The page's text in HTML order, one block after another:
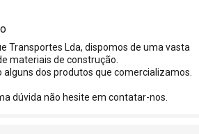
Transportes Lda, dispomos de uma vasta
materiais de construção.
alguns dos produtos que comercializamos.
dúvida não hesite em contatar-nos.